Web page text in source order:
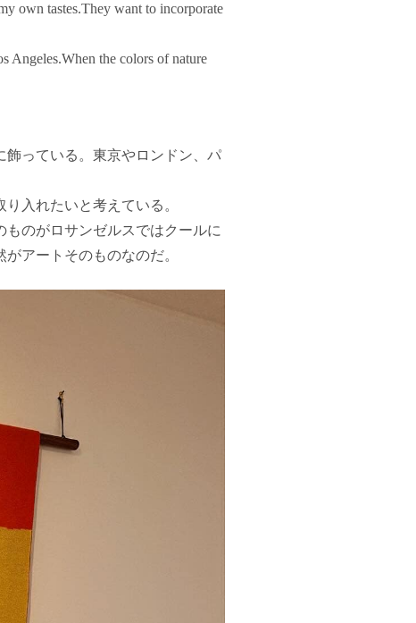
own tastes.They want to incorporate
Angeles.When the colors of nature
っている。東京やロンドン、パ
入れたいと考えている。
のがロサンゼルスではクールに
アートそのものなのだ。